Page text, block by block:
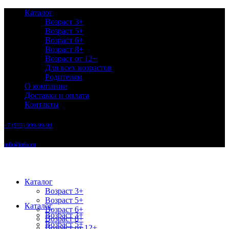
Каталог
Возраст 3+
Возраст 5+
Возраст 6+
Возраст 8+
Возраст от 12+
Для всех возрастов
Родителям
О компании
Доставка и оплата
Контакты
+7 (999) 999-99-99
info@info.ru
Каталог
Возраст 3+
Возраст 5+
Возраст 6+
Возраст 8+
Каталог
Возраст 3+
Возраст 5+